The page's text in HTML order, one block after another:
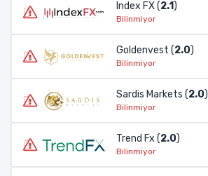
Index FX (2.1)
Bilinmiyor
Goldenvest (2.0)
Bilinmiyor
Sardis Markets (2.0)
Bilinmiyor
Trend Fx (2.0)
Bilinmiyor